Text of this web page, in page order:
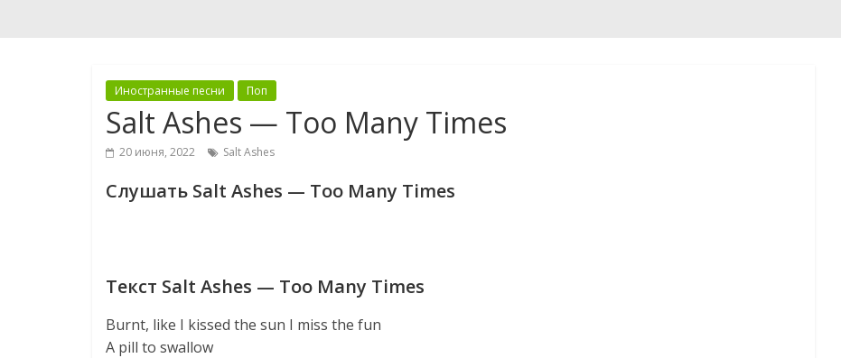
Иностранные песни Поп
Salt Ashes — Too Many Times
20 июня, 2022 Salt Ashes
Слушать Salt Ashes — Too Many Times
Текст Salt Ashes — Too Many Times
Burnt, like I kissed the sun I miss the fun
A pill to swallow